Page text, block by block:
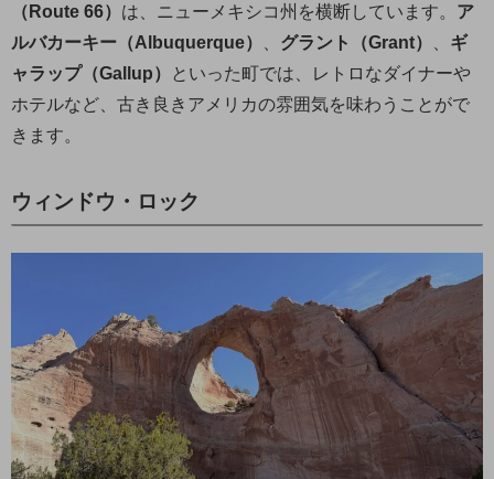
（Route 66） は、ニューメキシコ州を横断しています。 ア
ルバカーキー（Albuquerque）
グラント（Grant）
ギ
ャラップ（Gallup）
といった町では、レトロなダイナーや
ホテルなど、古き良きアメリカの雰囲気を味わうことがで
きます。
ウィンドウ・ロック